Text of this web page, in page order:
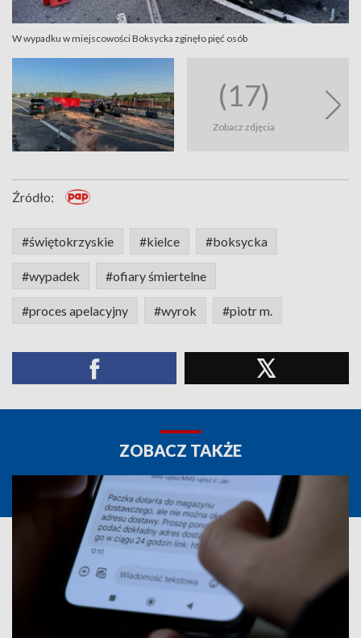
W wypadku w miejscowości Boksycka zginęło pięć osób
(17)
Zobacz zdjęcia
Źródło:
#świętokrzyskie #kielce #boksycka
#wypadek #ofiary śmiertelne
#proces apelacyjny #wyrok #piotr m.
ZOBACZ TAKŻE